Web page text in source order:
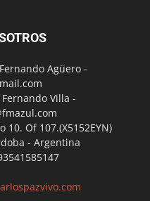
Agüero -
Villa -
10. Of 107.(X5152EYN)
- Argentina